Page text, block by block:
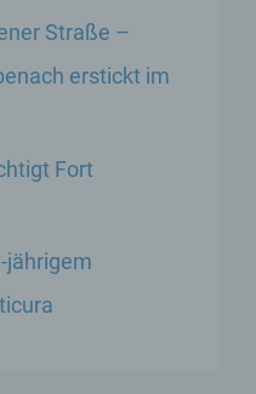
Straße –
erstickt im
Fort
jährigem